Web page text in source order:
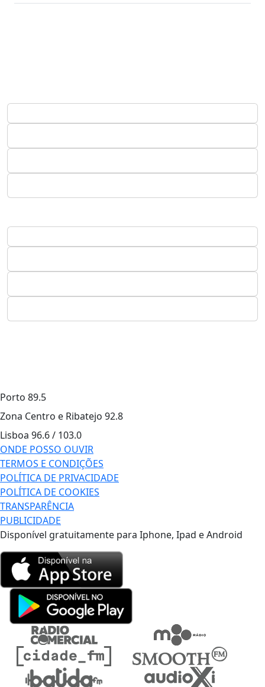
Porto 89.5
Zona Centro e Ribatejo 92.8
Lisboa 96.6 / 103.0
ONDE POSSO OUVIR
TERMOS E CONDIÇÕES
POLÍTICA DE PRIVACIDADE
POLÍTICA DE COOKIES
TRANSPARÊNCIA
PUBLICIDADE
Disponível gratuitamente para Iphone, Ipad e Android